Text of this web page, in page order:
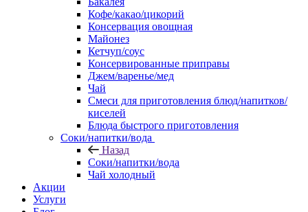
Кофе/какао/цикорий
Консервация овощная
Майонез
Кетчуп/соус
Консервированные приправы
Джем/варенье/мед
Чай
Смеси для приготовления блюд/напитков/
киселей
Блюда быстрого приготовления
Соки/напитки/вода
Назад
Соки/напитки/вода
Чай холодный
Акции
Услуги